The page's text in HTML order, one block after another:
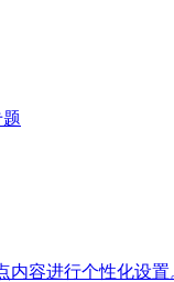
内容进行个性化设置